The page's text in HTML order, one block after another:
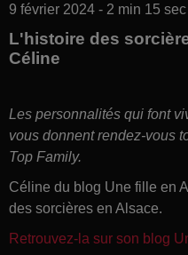
9 février 2024 - 2 min 15 sec
L'histoire des
Céline
Les personnalités qui font
vous donnent rendez-vous
Top Family.
Céline du blog Une fille en
des sorcières en Alsace.
Retrouvez-la sur son blog